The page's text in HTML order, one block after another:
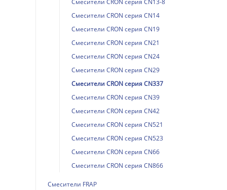
Смесители CRON серия CN14
Смесители CRON серия CN19
Смесители CRON серия CN21
Смесители CRON серия CN24
Смесители CRON серия CN29
Смесители CRON серия CN337
Смесители CRON серия CN39
Смесители CRON серия CN42
Смесители CRON серия CN521
Смесители CRON серия CN523
Смесители CRON серия CN66
Смесители CRON серия CN866
Смесители FRAP